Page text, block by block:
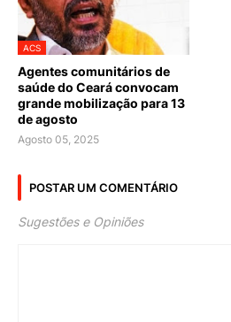
ACS
Agentes comunitários de
saúde do Ceará convocam
grande mobilização para 13
de agosto
Agosto 05, 2025
POSTAR UM COMENTÁRIO
Sugestões e Opiniões